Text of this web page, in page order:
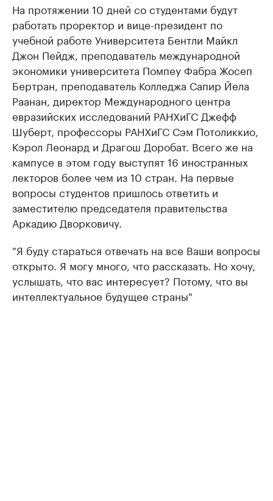
На протяжении 10 дней со студентами будут
работать проректор и вице-президент по
учебной работе Университета Бентли Майкл
Джон Пейдж, преподаватель международной
экономики университета Помпеу Фабра Жосеп
Бертран, преподаватель Колледжа Сапир Йела
Раанан, директор Международного центра
евразийских исследований РАНХиГС Джефф
Шуберт, профессоры РАНХиГС Сэм Потоликкио,
Кэрол Леонард и Драгош Доробат. Всего же на
кампусе в этом году выступят 16 иностранных
лекторов более чем из 10 стран. На первые
вопросы студентов пришлось ответить и
заместителю председателя правительства
Аркадию Дворковичу.
"Я буду стараться отвечать на все Ваши вопросы
открыто. Я могу много, что рассказать. Но хочу,
услышать, что вас интересует? Потому, что вы
интеллектуальное будущее страны"